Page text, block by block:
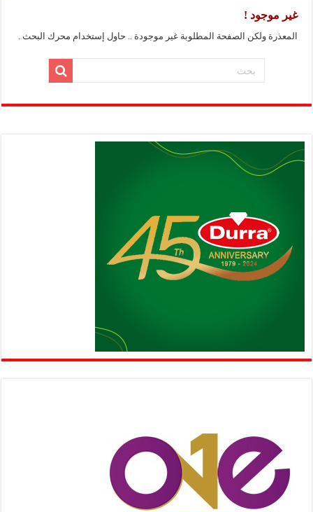
غير موجود !
المعذرة ولكن الصفحة المطلوبة غير موجودة .. حاول إستخدام محرك البحث .